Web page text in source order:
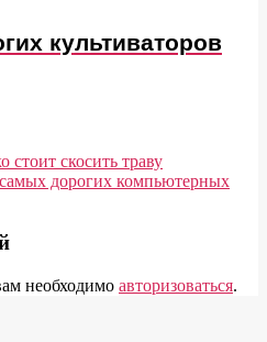
культиваторов
стоит скосить траву
дорогих компьютерных
необходимо авторизоваться.